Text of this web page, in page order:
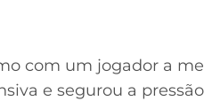
com um jogador a
e segurou a